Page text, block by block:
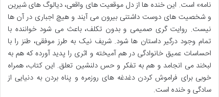
نامه» است. این خنده ها از دل موقعیت های واقعی، دیالوگ های شیرین
و شخصیت های دوست داشتنی بیرون می آیند و هیچ اجباری در آن ها
نیست. روایت گری صمیمی و بدون تکلف، باعث می شود خواننده با
تمام وجود درگیر داستان ها شود. شریف نیک به طرز موفقی، طنز را با
احساسات عمیق خانوادگی در هم آمیخته و اثری را پدید آورده که هم به
لبخند می انجامد و هم به تفکر و حس دلنشین تعلق. این کتاب، همراه
خوبی برای فراموش کردن دغدغه های روزمره و پناه بردن به دنیایی از
سادگی و خنده است.